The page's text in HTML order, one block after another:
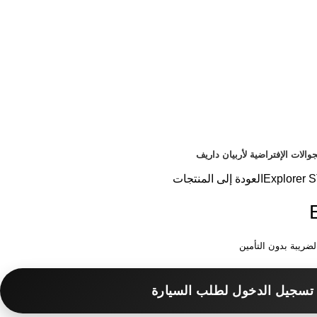
الإفتراضية لأربيان داريف
Explorer العودة إلى المنتجات
بدون التأمين
تسجيل الدخول لطلب السيارة